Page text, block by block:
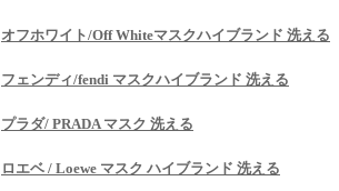
オフホワイト/Off Whiteマスクハイブランド 洗える
フェンディ/fendi マスクハイブランド 洗える
プラダ/ PRADA マスク 洗える
ロエベ / Loewe マスク ハイブランド 洗える